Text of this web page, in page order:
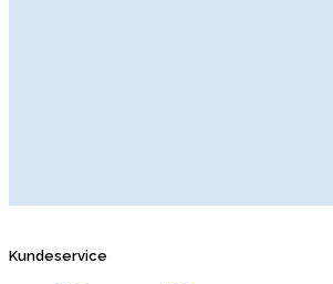
Kundeservice